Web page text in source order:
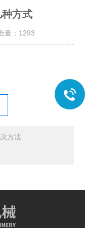
方式
： 1293
方法